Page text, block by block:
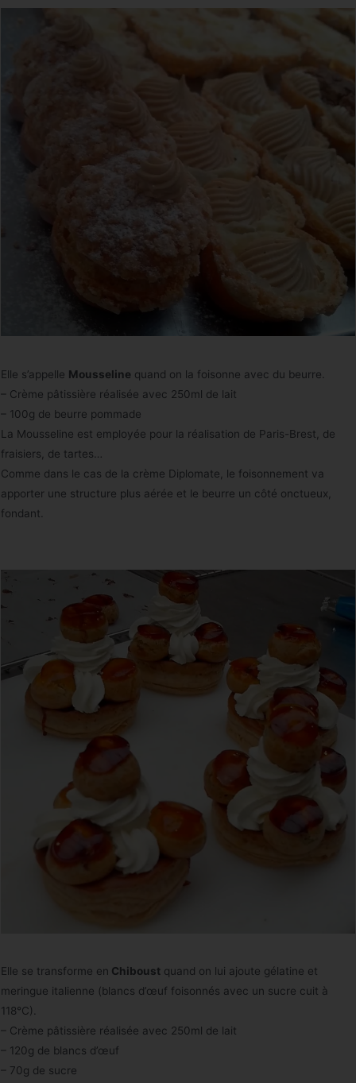
Elle s’appelle Mousseline quand on la foisonne avec du beurre.
– Crème pâtissière réalisée avec 250ml de lait
– 100g de beurre pommade
La Mousseline est employée pour la réalisation de Paris-Brest, de
fraisiers, de tartes…
Comme dans le cas de la crème Diplomate, le foisonnement va
apporter une structure plus aérée et le beurre un côté onctueux,
fondant.
Elle se transforme en Chiboust quand on lui ajoute gélatine et
meringue italienne (blancs d’œuf foisonnés avec un sucre cuit à
118°C).
– Crème pâtissière réalisée avec 250ml de lait
– 120g de blancs d’œuf
– 70g de sucre